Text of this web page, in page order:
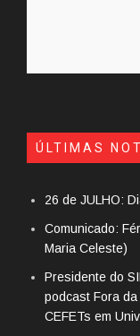
ÚLTIMAS
26 de JULHO:
Comunicado:
Maria Celeste)
Presidente do
podcast Fora
CEFETs em